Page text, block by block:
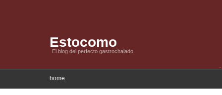
Estocomo
El blog del perfecto gastrochalado
home